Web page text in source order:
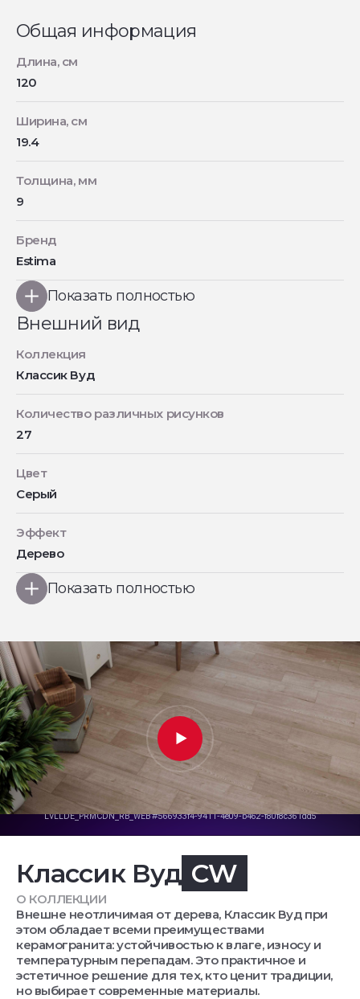
Общая информация
Длина, см
120
Ширина, см
19.4
Толщина, мм
9
Бренд
Estima
Показать полностью
Внешний вид
Коллекция
Классик Вуд
Количество различных рисунков
27
Цвет
Серый
Эффект
Дерево
Показать полностью
Классик Вуд CW
О КОЛЛЕКЦИИ
Внешне неотличимая от дерева, Классик Вуд при
этом обладает всеми преимуществами
керамогранита: устойчивостью к влаге, износу и
температурным перепадам. Это практичное и
эстетичное решение для тех, кто ценит традиции,
но выбирает современные материалы.